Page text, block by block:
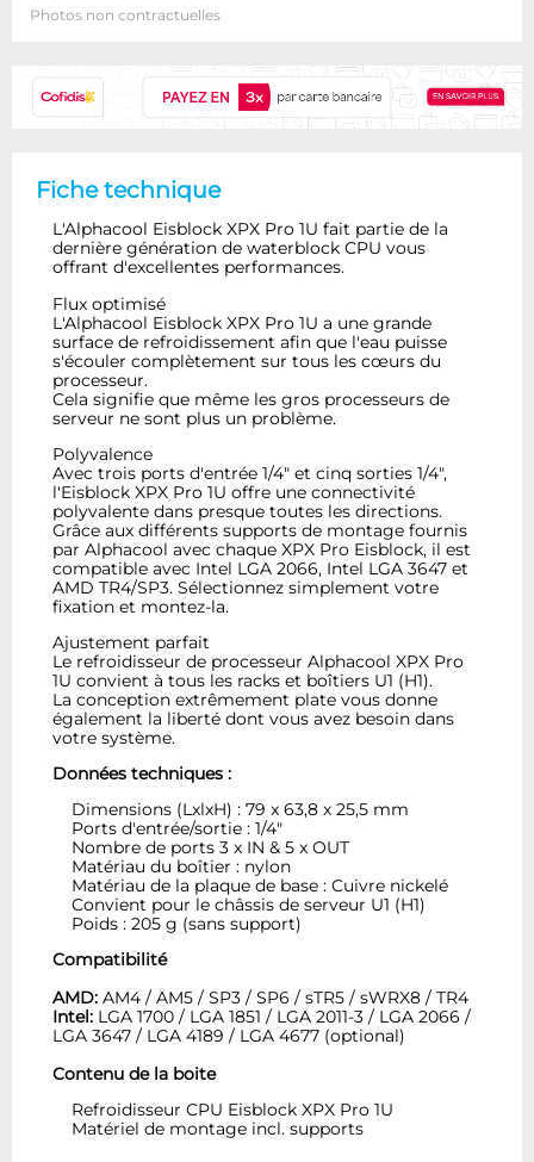
Photos non contractuelles
Fiche technique
L'Alphacool Eisblock XPX Pro 1U fait partie de la
dernière génération de waterblock CPU vous
offrant d'excellentes performances.
Flux optimisé
L'Alphacool Eisblock XPX Pro 1U a une grande
surface de refroidissement afin que l'eau puisse
s'écouler complètement sur tous les cœurs du
processeur.
Cela signifie que même les gros processeurs de
serveur ne sont plus un problème.
Polyvalence
Avec trois ports d'entrée 1/4" et cinq sorties 1/4",
l'Eisblock XPX Pro 1U offre une connectivité
polyvalente dans presque toutes les directions.
Grâce aux différents supports de montage fournis
par Alphacool avec chaque XPX Pro Eisblock, il est
compatible avec Intel LGA 2066, Intel LGA 3647 et
AMD TR4/SP3. Sélectionnez simplement votre
fixation et montez-la.
Ajustement parfait
Le refroidisseur de processeur Alphacool XPX Pro
1U convient à tous les racks et boîtiers U1 (H1).
La conception extrêmement plate vous donne
également la liberté dont vous avez besoin dans
votre système.
Données techniques :
Dimensions (LxlxH) : 79 x 63,8 x 25,5 mm
Ports d'entrée/sortie : 1/4"
Nombre de ports 3 x IN & 5 x OUT
Matériau du boîtier : nylon
Matériau de la plaque de base : Cuivre nickelé
Convient pour le châssis de serveur U1 (H1)
Poids : 205 g (sans support)
Compatibilité
AMD: AM4 / AM5 / SP3 / SP6 / sTR5 / sWRX8 / TR4
Intel: LGA 1700 / LGA 1851 / LGA 2011-3 / LGA 2066 /
LGA 3647 / LGA 4189 / LGA 4677 (optional)
Contenu de la boite
Refroidisseur CPU Eisblock XPX Pro 1U
Matériel de montage incl. supports